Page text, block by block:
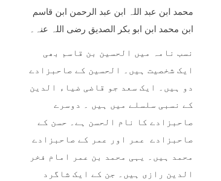
محمد ابن عبد اللہ ابن عبد الرحمن ابن قاسم
ابن محمد ابن ابو بکر الصدیق رضی اللہ عنہ۔
نسب نامہ میں الحسین بن قاسم بھی
ایک شخصیت ہیں۔ الحسین کے صاحبزادے
دو ہیں۔ ایک سعد جو قاضی ضیاء الدین
کے نسبی سلسلے میں ہیں ۔ دوسرے
صاحبزادے کا نام الحسن ہے۔ حسن کے
صاحبزادے عمر اور عمر کے صاحبزادے
محمد ہیں۔ یہی محمد بن عمر امام فخر
الدین رازی ہیں۔ جن کے ایک شاگرد